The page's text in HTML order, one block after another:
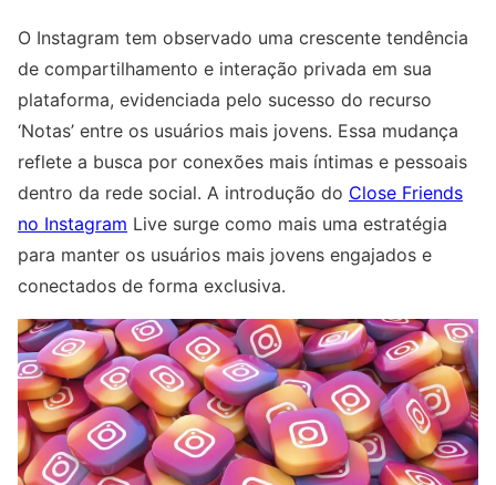
O Instagram tem observado uma crescente tendência
de compartilhamento e interação privada em sua
plataforma, evidenciada pelo sucesso do recurso
‘Notas’ entre os usuários mais jovens. Essa mudança
reflete a busca por conexões mais íntimas e pessoais
dentro da rede social. A introdução do Close Friends
no Instagram Live surge como mais uma estratégia
para manter os usuários mais jovens engajados e
conectados de forma exclusiva.